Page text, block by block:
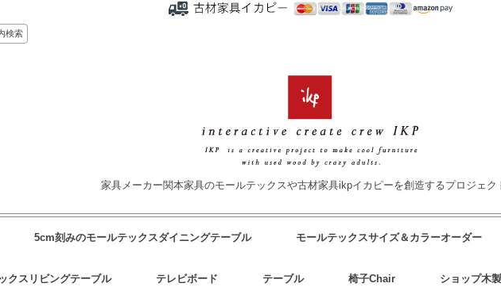
検索
家具メーカー関本家具のモールテックスや古材家具ikpイカピーを創造するプロジェク
5cm刻みのモールテックスダイニングテーブル モールテックスサイズ＆カラーオーダー
クスリビングテーブル テレビボード テーブル 椅子Chair ショップ木